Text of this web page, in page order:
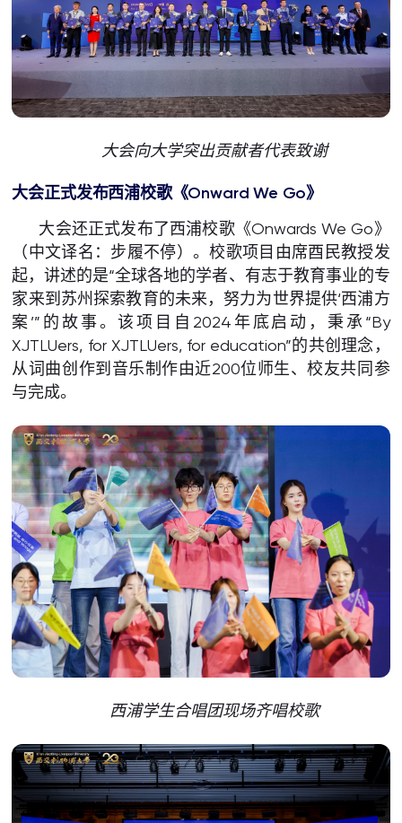
大会向大学突出贡献者代表致谢
大会正式发布西浦校歌《Onward We Go》
大会还正式发布了西浦校歌《Onwards We Go》
（中文译名：步履不停）。校歌项目由席酉民教授发
起，讲述的是“全球各地的学者、有志于教育事业的专
家来到苏州探索教育的未来，努力为世界提供‘西浦方
案’”的故事。该项目自2024年底启动，秉承“By
XJTLUers, for XJTLUers, for education”的共创理念，
从词曲创作到音乐制作由近200位师生、校友共同参
与完成。
西浦学生合唱团现场齐唱校歌